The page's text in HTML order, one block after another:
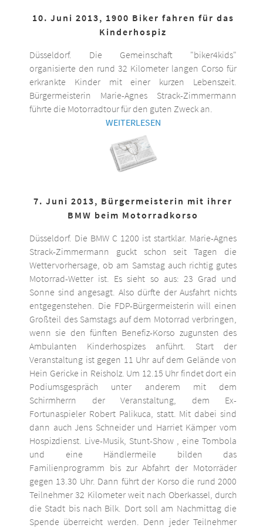
10. Juni 2013, 1900 Biker fahren für das
Kinderhospiz
Düsseldorf. Die Gemeinschaft "biker4kids"
organisierte den rund 32 Kilometer langen Corso für
erkrankte Kinder mit einer kurzen Lebenszeit.
Bürgermeisterin Marie-Agnes Strack-Zimmermann
führte die Motorradtour für den guten Zweck an.
WEITERLESEN
7. Juni 2013, Bürgermeisterin mit ihrer
BMW beim Motorradkorso
Düsseldorf. Die BMW C 1200 ist startklar. Marie-Agnes
Strack-Zimmermann guckt schon seit Tagen die
Wettervorhersage, ob am Samstag auch richtig gutes
Motorrad-Wetter ist. Es sieht so aus: 23 Grad und
Sonne sind angesagt. Also dürfte der Ausfahrt nichts
entgegenstehen. Die FDP-Bürgermeisterin will einen
Großteil des Samstags auf dem Motorrad verbringen,
wenn sie den fünften Benefiz-Korso zugunsten des
Ambulanten Kinderhospizes anführt. Start der
Veranstaltung ist gegen 11 Uhr auf dem Gelände von
Hein Gericke in Reisholz. Um 12.15 Uhr findet dort ein
Podiumsgespräch unter anderem mit dem
Schirmherrn der Veranstaltung, dem Ex-
Fortunaspieler Robert Palikuca, statt. Mit dabei sind
dann auch Jens Schneider und Harriet Kämper vom
Hospizdienst. Live-Musik, Stunt-Show , eine Tombola
und eine Händlermeile bilden das
Familienprogramm bis zur Abfahrt der Motorräder
gegen 13.30 Uhr. Dann führt der Korso die rund 2000
Teilnehmer 32 Kilometer weit nach Oberkassel, durch
die Stadt bis nach Bilk. Dort soll am Nachmittag die
Spende überreicht werden. Denn jeder Teilnehmer